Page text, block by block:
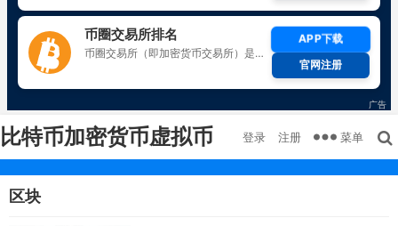
比特币加密货币虚拟币 登录 注册 菜单
区块